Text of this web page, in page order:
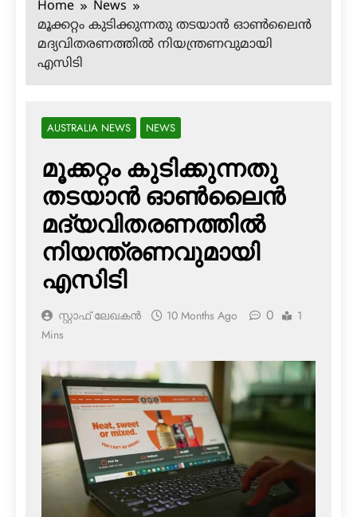
Home
News
മൂക്കറ്റം കുടിക്കുന്നതു തടയാന്‍ ഓണ്‍ലൈന്‍
മദ്യവിതരണത്തില്‍ നിയന്ത്രണവുമായി
എസിടി
AUSTRALIA NEWS NEWS
മൂക്കറ്റം കുടിക്കുന്നതു
തടയാന്‍ ഓണ്‍ലൈന്‍
മദ്യവിതരണത്തില്‍
നിയന്ത്രണവുമായി
എസിടി
സ്റ്റാഫ് ലേഖകൻ 10 Months Ago 0
1
Mins